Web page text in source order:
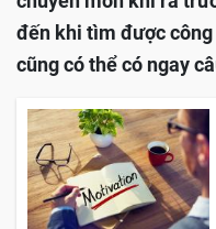
đến khi tìm được
cũng có thể có ngay